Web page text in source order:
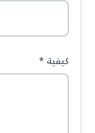
كيفية *